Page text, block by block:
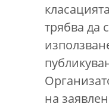
трябва да
на